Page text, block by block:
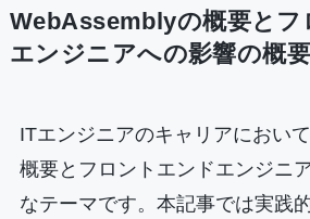
WebAssemblyの概要とフ
エンジニアへの影響の概要
ITエンジニアのキャリアにおい
概要とフロントエンドエンジニ
なテーマです。本記事では実践